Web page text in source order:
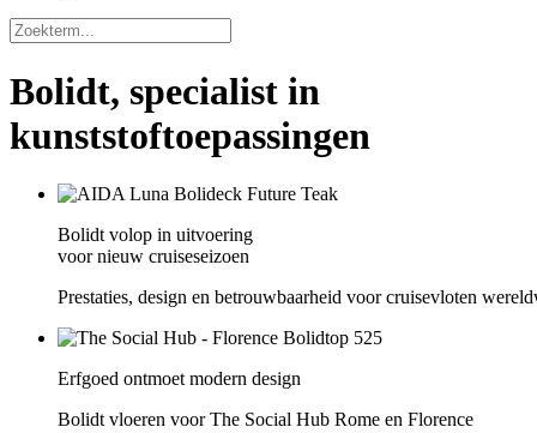
Bolidt, specialist in
kunststoftoepassingen
Bolidt volop in uitvoering
voor nieuw cruiseseizoen
Prestaties, design en betrouwbaarheid voor cruisevloten
Erfgoed ontmoet modern design
Bolidt vloeren voor The Social Hub Rome en Florence